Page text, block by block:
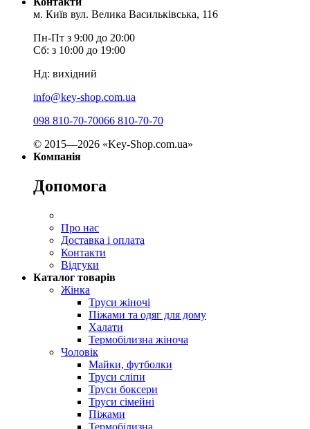
м. Київ вул. Велика Васильківська, 116
Пн-Пт з 9:00 до 20:00
Сб: з 10:00 до 19:00
Нд: вихідний
info@key-shop.com.ua
098 810-70-70066 810-70-70
© 2015—2026 «Key-Shop.com.ua»
Компанія
Допомога
Про нас
Доставка і оплата
Контакти
Відгуки
Каталог товарів
Жінка
Труси жіночі
Піжами та одяг для дому
Халати
Термобілизна жіноча
Чоловік
Майки, футболки
Труси сліпи
Труси боксери
Труси сімейні
Піжами
Термобілизна